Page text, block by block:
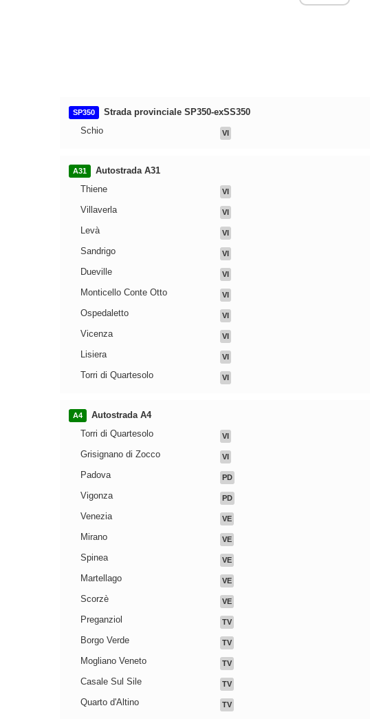
SP350
Strada provinciale SP350-exSS350
Schio
VI
A31
Autostrada A31
Thiene
VI
Villaverla VI
Levà VI
Sandrigo VI
Dueville VI
Monticello Conte Otto VI
Ospedaletto VI
Vicenza VI
Lisiera VI
Torri di Quartesolo VI
A4
Autostrada A4
Torri di Quartesolo
VI
Grisignano di Zocco VI
Padova PD
Vigonza PD
Venezia VE
Mirano VE
Spinea VE
Martellago VE
Scorzè VE
Preganziol TV
Borgo Verde TV
Mogliano Veneto TV
Casale Sul Sile TV
Quarto d'Altino TV